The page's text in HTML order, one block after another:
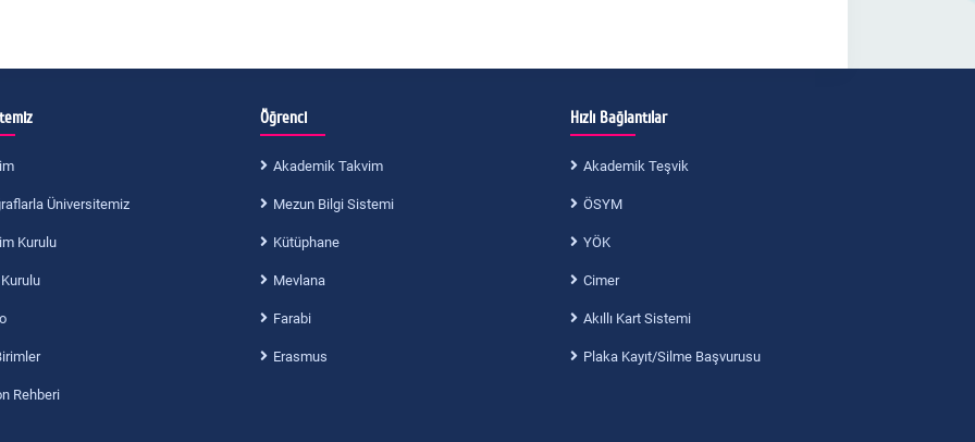
Üniversitemiz
Kurulu
Rehberi
Öğrenci
Akademik Takvim
Mezun Bilgi Sistemi
Kütüphane
Mevlana
Farabi
Erasmus
Hızlı Bağlantılar
Akademik Teşvik
ÖSYM
YÖK
Cimer
Akıllı Kart Sistemi
Plaka Kayıt/Silme Başvurusu